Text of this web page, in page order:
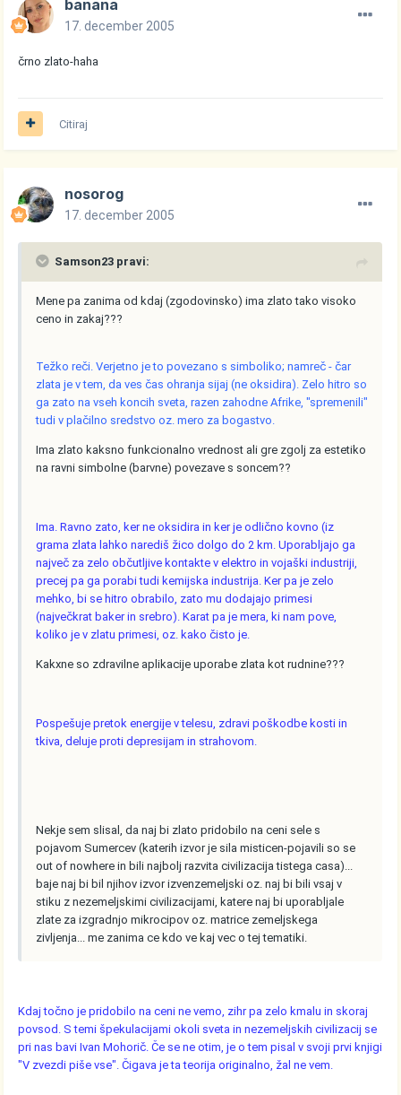
banana
17. december 2005
črno zlato-haha
Citiraj
nosorog
17. december 2005
Samson23 pravi:
Mene pa zanima od kdaj (zgodovinsko) ima zlato tako visoko
ceno in zakaj???
Težko reči. Verjetno je to povezano s simboliko; namreč - čar
zlata je v tem, da ves čas ohranja sijaj (ne oksidira). Zelo hitro so
ga zato na vseh koncih sveta, razen zahodne Afrike, "spremenili"
tudi v plačilno sredstvo oz. mero za bogastvo.
Ima zlato kaksno funkcionalno vrednost ali gre zgolj za estetiko
na ravni simbolne (barvne) povezave s soncem??
Ima. Ravno zato, ker ne oksidira in ker je odlično kovno (iz
grama zlata lahko narediš žico dolgo do 2 km. Uporabljajo ga
največ za zelo občutljive kontakte v elektro in vojaški industriji,
precej pa ga porabi tudi kemijska industrija. Ker pa je zelo
mehko, bi se hitro obrabilo, zato mu dodajajo primesi
(največkrat baker in srebro). Karat pa je mera, ki nam pove,
koliko je v zlatu primesi, oz. kako čisto je.
Kakxne so zdravilne aplikacije uporabe zlata kot rudnine???
Pospešuje pretok energije v telesu, zdravi poškodbe kosti in
tkiva, deluje proti depresijam in strahovom.
Nekje sem slisal, da naj bi zlato pridobilo na ceni sele s
pojavom Sumercev (katerih izvor je sila misticen-pojavili so se
out of nowhere in bili najbolj razvita civilizacija tistega casa)...
baje naj bi bil njihov izvor izvenzemeljski oz. naj bi bili vsaj v
stiku z nezemeljskimi civilizacijami, katere naj bi uporabljale
zlate za izgradnjo mikrocipov oz. matrice zemeljskega
zivljenja... me zanima ce kdo ve kaj vec o tej tematiki.
Kdaj točno je pridobilo na ceni ne vemo, zihr pa zelo kmalu in skoraj
povsod. S temi špekulacijami okoli sveta in nezemeljskih civilizacij se
pri nas bavi Ivan Mohorič. Če se ne otim, je o tem pisal v svoji prvi knjigi
"V zvezdi piše vse". Čigava je ta teorija originalno, žal ne vem.